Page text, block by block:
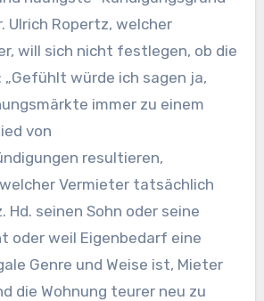
Ulrich Ropertz, welcher
will sich nicht festlegen, ob die
würde ich sagen ja,
immer zu einem
von
resultieren,
Vermieter tatsächlich
Hd. seinen Sohn oder seine
oder weil Eigenbedarf eine
Genre und Weise ist, Mieter
die Wohnung teurer neu zu